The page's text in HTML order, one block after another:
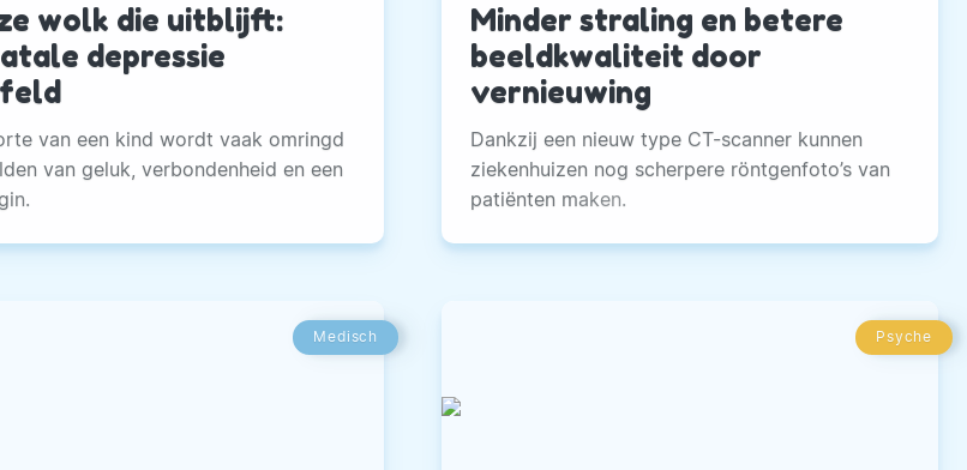
wolk die uitblijft:
depressie
van een kind wordt vaak omringd
van geluk, verbondenheid en een
Minder straling en betere
beeldkwaliteit door
vernieuwing
Dankzij een nieuw type CT-scanner kunnen
ziekenhuizen nog scherpere röntgenfoto’s van
patiënten maken.
Medisch Psyche